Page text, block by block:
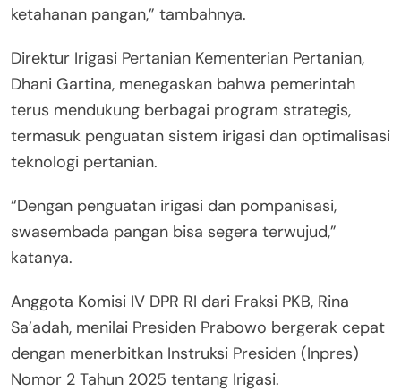
ketahanan pangan,” tambahnya.
Direktur Irigasi Pertanian Kementerian Pertanian,
Dhani Gartina, menegaskan bahwa pemerintah
terus mendukung berbagai program strategis,
termasuk penguatan sistem irigasi dan optimalisasi
teknologi pertanian.
“Dengan penguatan irigasi dan pompanisasi,
swasembada pangan bisa segera terwujud,”
katanya.
Anggota Komisi IV DPR RI dari Fraksi PKB, Rina
Sa’adah, menilai Presiden Prabowo bergerak cepat
dengan menerbitkan Instruksi Presiden (Inpres)
Nomor 2 Tahun 2025 tentang Irigasi.